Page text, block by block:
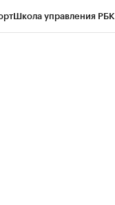
Школа управления РБК